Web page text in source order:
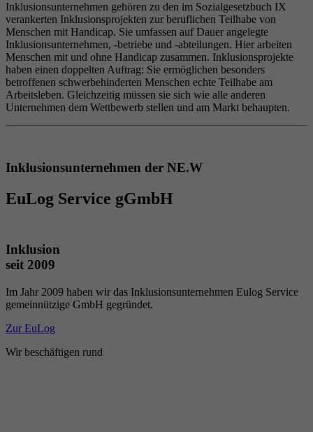
Inklusionsunternehmen gehören zu den im Sozialgesetzbuch IX
verankerten Inklusionsprojekten zur beruflichen Teilhabe von
Menschen mit Handicap. Sie umfassen auf Dauer angelegte
Inklusionsunternehmen, -betriebe und -abteilungen. Hier arbeiten
Menschen mit und ohne Handicap zusammen. Inklusionsprojekte
haben einen doppelten Auftrag: Sie ermöglichen besonders
betroffenen schwerbehinderten Menschen echte Teilhabe am
Arbeitsleben. Gleichzeitig müssen sie sich wie alle anderen
Unternehmen dem Wettbewerb stellen und am Markt behaupten.
Inklusionsunternehmen der NE.W
EuLog Service gGmbH
Inklusion
seit 2009
Im Jahr 2009 haben wir das Inklusionsunternehmen Eulog Service
gemeinnützige GmbH gegründet.
Zur EuLog
Wir beschäftigen rund